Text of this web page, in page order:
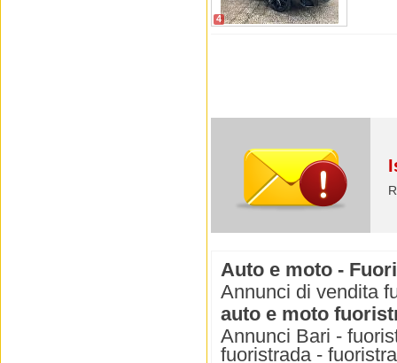
4
Auto e moto -
Annunci di vendita
auto e moto
Annunci Bari -
fuoristrada -